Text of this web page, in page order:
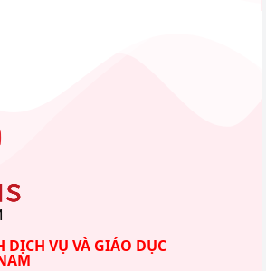
DỊCH VỤ VÀ GIÁO DỤC